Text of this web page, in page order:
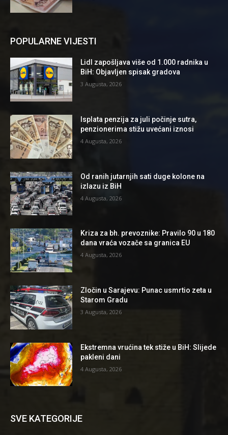
POPULARNE VIJESTI
Lidl zapošljava više od 1.000 radnika u
BiH: Objavljen spisak gradova
3 Augusta, 2026
Isplata penzija za juli počinje sutra,
penzionerima stižu uvećani iznosi
4 Augusta, 2026
Od ranih jutarnjih sati duge kolone na
izlazu iz BiH
4 Augusta, 2026
Kriza za bh. prevoznike: Pravilo 90 u 180
dana vraća vozače sa granica EU
4 Augusta, 2026
Zločin u Sarajevu: Punac usmrtio zeta u
Starom Gradu
3 Augusta, 2026
Ekstremna vrućina tek stiže u BiH: Slijede
pakleni dani
4 Augusta, 2026
SVE KATEGORIJE